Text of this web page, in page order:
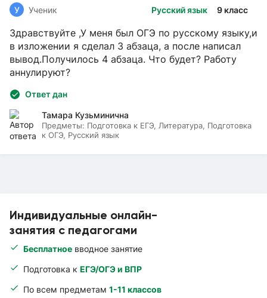
Индивидуальные онлайн-
занятия с педагогами
Бесплатное вводное занятие
Подготовка к ЕГЭ/ОГЭ и ВПР
По всем предметам 1-11 классов
Русский язык 9 класс
У Ученик
Здравствуйте ,У меня был ОГЭ по русскому языку,и
в изложении я сделал 3 абзаца, а после написал
вывод.Получилось 4 абзаца. Что будет? Работу
аннулируют?
Ответ дан
Тамара Кузьминична
Предметы: Подготовка к ЕГЭ, Литература, Подготовка
к ОГЭ, Русский язык